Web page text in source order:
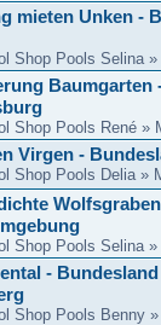
mieten Unken -
Shop Pools Selina
Shop Pools René »
Virgen -
Shop Pools Delia »
Shop Pools Selina
-
Shop Pools Benny